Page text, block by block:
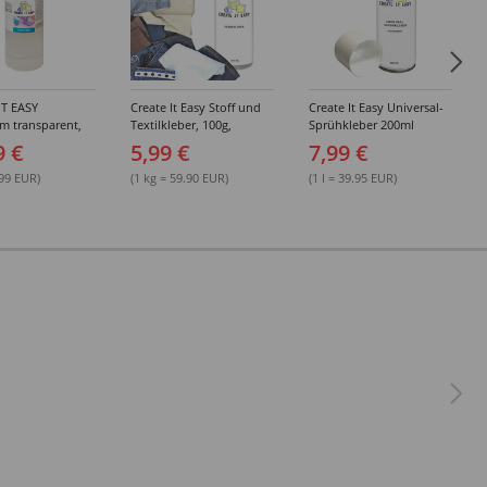
EASY
transparent,
€
EUR)
Create It Easy Stoff und
Textilkleber, 100g,
Kunststoffflasche mit
Maldüse
5,99 €
(1 kg = 59.90 EUR)
Create It Easy Universal-
Sprühkleber 200ml
(permanent)
7,99 €
(1 l = 39.95 EUR)